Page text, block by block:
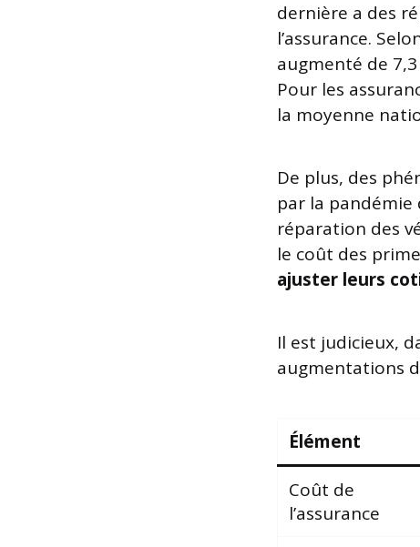
dernière a des
l’assurance.
augmenté de
Pour les
la moyenne
De plus, des
par la pandémie
réparation des
le coût des
ajuster leurs
Il est judicieux,
augmentations
Élément
Coût de
l’assurance